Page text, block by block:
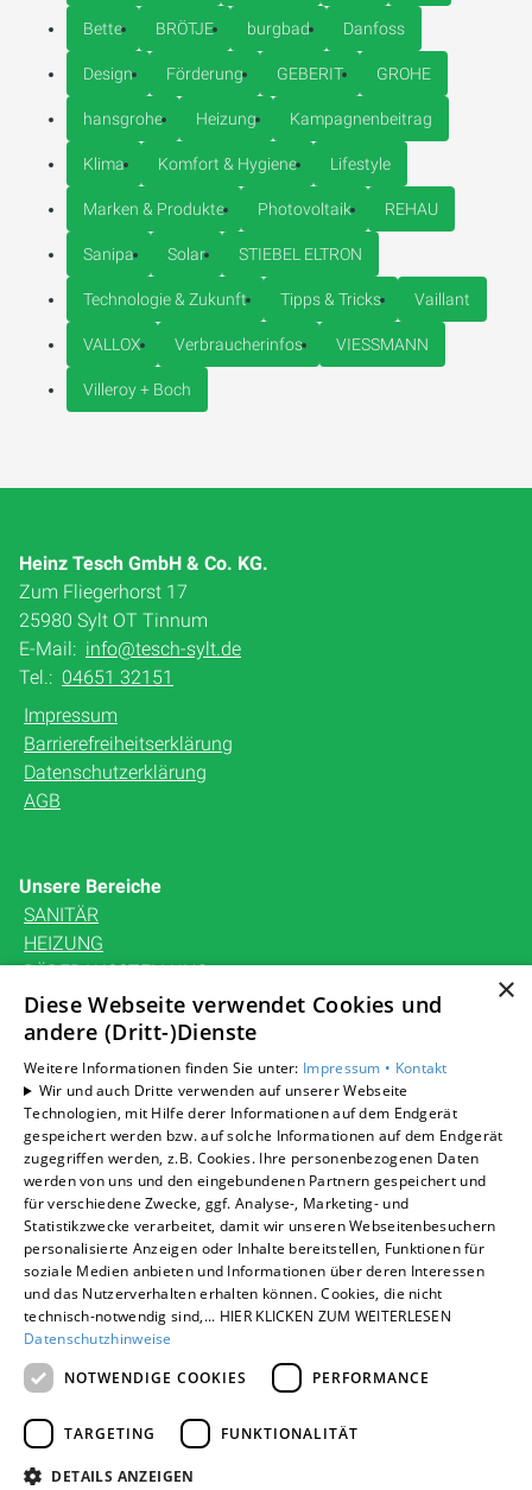
Bette BRÖTJE burgbad Danfoss
Design Förderung GEBERIT GROHE
hansgrohe Heizung Kampagnenbeitrag
Klima Komfort & Hygiene Lifestyle
Marken & Produkte Photovoltaik REHAU
Sanipa Solar STIEBEL ELTRON
Technologie & Zukunft Tipps & Tricks Vaillant
VALLOX Verbraucherinfos VIESSMANN
Villeroy + Boch
Heinz Tesch GmbH & Co. KG.
Zum Fliegerhorst 17
25980 Sylt OT Tinnum
E-Mail: info@tesch-sylt.de
Tel.: 04651 32151
Impressum
Barrierefreiheitserklärung
Datenschutzerklärung
AGB
Unsere Bereiche
SANITÄR
HEIZUNG
BÄDERAUSSTELLUNG
KARRIERE
UNTERNEHMEN
KONTAKT
Um externe HTML-Inhalte anzuzeigen, benötigen wir
Ihre Einwilligung.
Weitere Informationen finden Sie in unserer
Datenschutzerklärung.
Cookie-Einstellungen öffnen
×
Diese Webseite verwendet Cookies und
andere (Dritt-)Dienste
Weitere Informationen finden Sie unter: Impressum • Kontakt
Wir und auch Dritte verwenden auf unserer Webseite
Technologien, mit Hilfe derer Informationen auf dem Endgerät
gespeichert werden bzw. auf solche Informationen auf dem Endgerät
zugegriffen werden, z.B. Cookies. Ihre personenbezogenen Daten
werden von uns und den eingebundenen Partnern gespeichert und
für verschiedene Zwecke, ggf. Analyse-, Marketing- und
Statistikzwecke verarbeitet, damit wir unseren Webseitenbesuchern
personalisierte Anzeigen oder Inhalte bereitstellen, Funktionen für
soziale Medien anbieten und Informationen über deren Interessen
und das Nutzerverhalten erhalten können. Cookies, die nicht
technisch-notwendig sind,... HIER KLICKEN ZUM WEITERLESEN
Datenschutzhinweise
NOTWENDIGE COOKIES
PERFORMANCE
TARGETING FUNKTIONALITÄT
DETAILS ANZEIGEN